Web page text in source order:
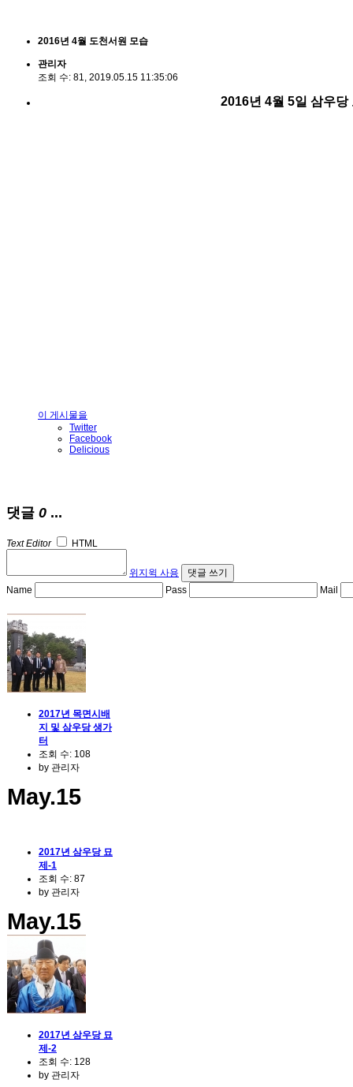
2016년 4월 도천서원 모습
관리자
조회 수: 81, 2019.05.15 11:35:06
2016년 4월 5일 삼우
이 게시물을
Twitter
Facebook
Delicious
댓글 0 ...
Text Editor HTML
위지윅 사용
댓글 쓰기
Name
Pass Mail
2017년 목면시배
지 및 삼우당 생가
터
조회 수: 108
by 관리자
May.15
2017년 삼우당 묘
제-1
조회 수: 87
by 관리자
May.15
2017년 삼우당 묘
제-2
조회 수: 128
by 관리자